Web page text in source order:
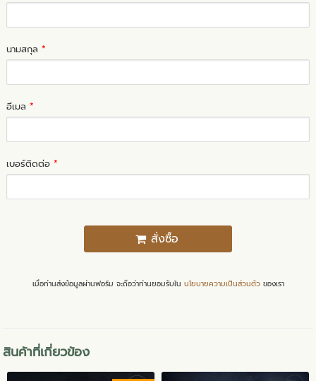
นามสกุล*
อีเมล*
เบอร์ติดต่อ*
สั่งซื้อ
เมื่อท่านส่งข้อมูลผ่านฟอร์ม จะถือว่าท่านยอมรับใน นโยบายความเป็นส่วนตัวของเรา
สินค้าที่เกี่ยวข้อง